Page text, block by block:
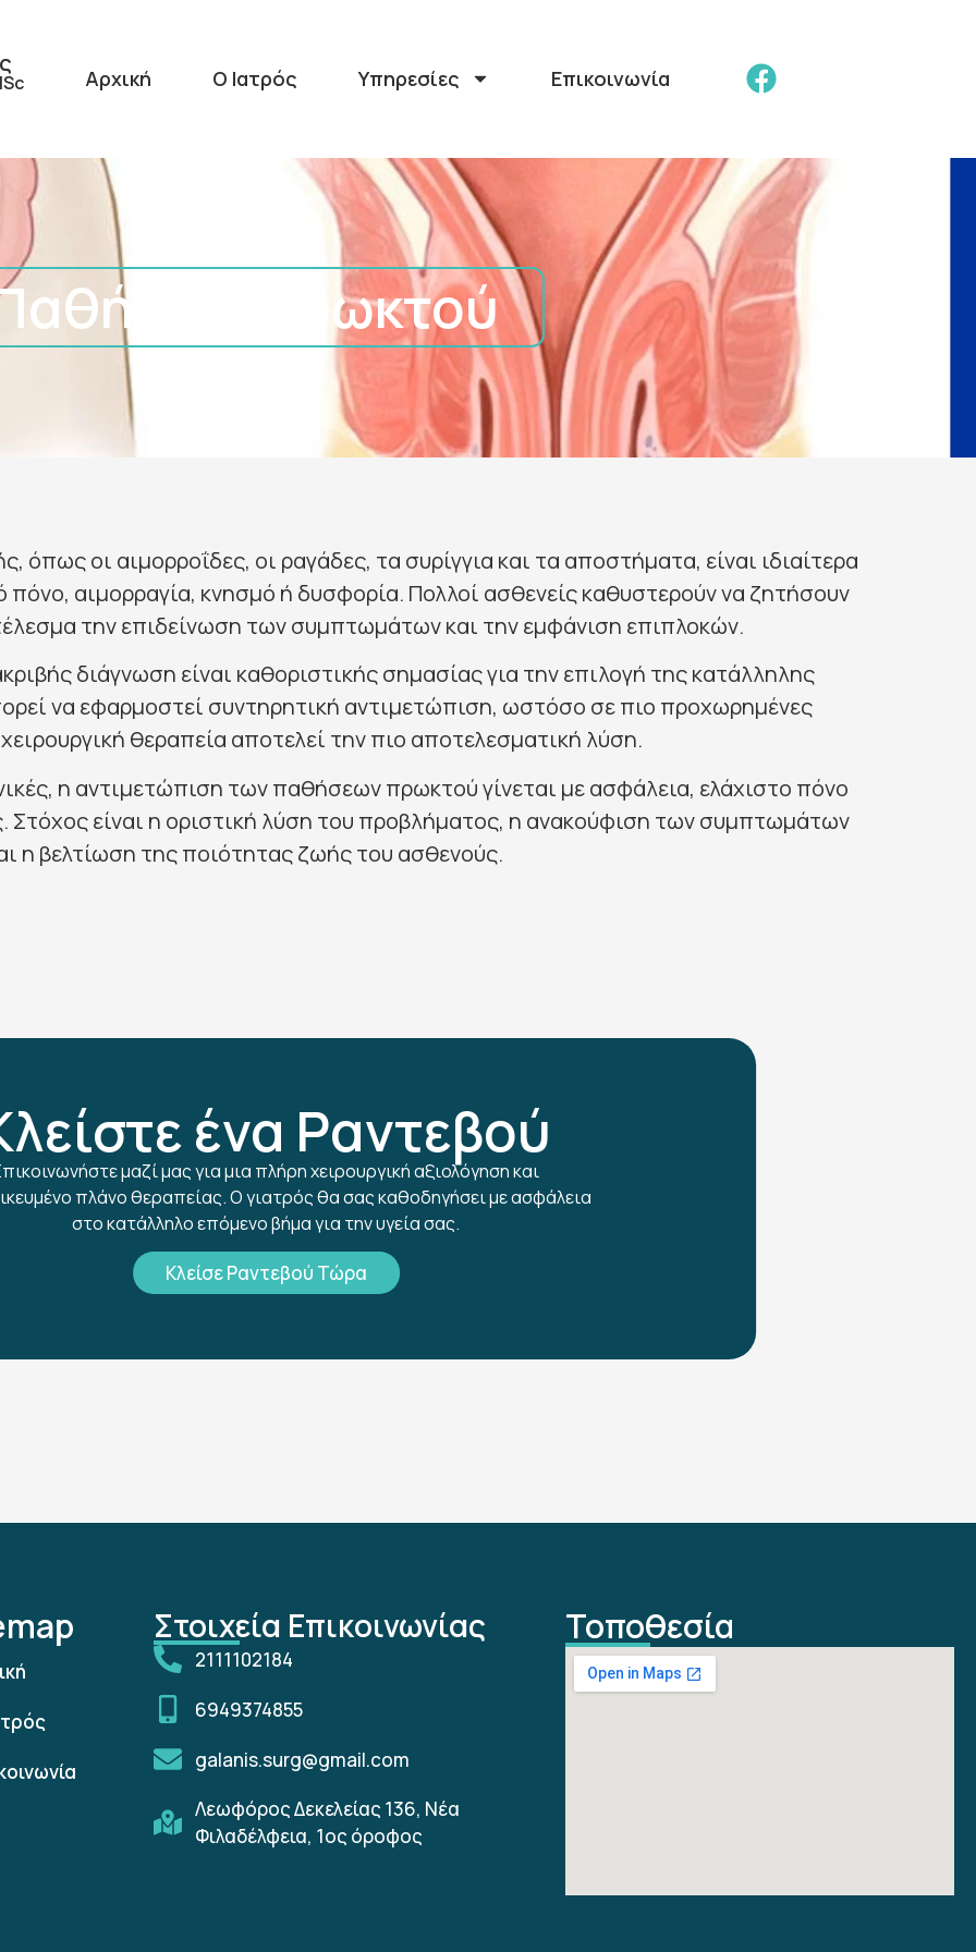
Αρχική Ο Ιατρός Υπηρεσίες Επικοινωνία
Πρωκτού
όπως οι αιμορροΐδες, οι ραγάδες, τα συρίγγια και τα αποστήματα, είναι ιδιαίτερα
πόνο, αιμορραγία, κνησμό ή δυσφορία. Πολλοί ασθενείς καθυστερούν να ζητήσουν
την επιδείνωση των συμπτωμάτων και την εμφάνιση επιπλοκών.
διάγνωση είναι καθοριστικής σημασίας για την επιλογή της κατάλληλης
να εφαρμοστεί συντηρητική αντιμετώπιση, ωστόσο σε πιο προχωρημένες
θεραπεία αποτελεί την πιο αποτελεσματική λύση.
η αντιμετώπιση των παθήσεων πρωκτού γίνεται με ασφάλεια, ελάχιστο πόνο
είναι η οριστική λύση του προβλήματος, η ανακούφιση των συμπτωμάτων
η βελτίωση της ποιότητας ζωής του ασθενούς.
ένα Ραντεβού
μαζί μας για μια πλήρη χειρουργική αξιολόγηση και
πλάνο θεραπείας. Ο γιατρός θα σας καθοδηγήσει με ασφάλεια
στο κατάλληλο επόμενο βήμα για την υγεία σας.
Κλείσε Ραντεβού Τώρα
Στοιχεία Επικοινωνίας
2111102184
6949374855
galanis.surg@gmail.com
Λεωφόρος Δεκελείας 136, Νέα
Φιλαδέλφεια, 1ος όροφος
Τοποθεσία